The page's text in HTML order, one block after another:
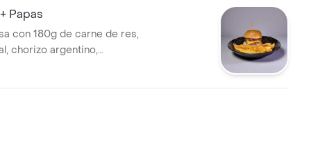
Papas
con 180g de carne de res,
chorizo argentino,
americano, mozzarella,